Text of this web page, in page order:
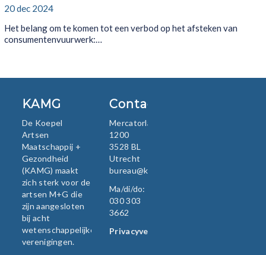
20 dec 2024
Het belang om te komen tot een verbod op het afsteken van
consumentenvuurwerk:…
KAMG
De Koepel
Artsen
Maatschappij +
Gezondheid
(KAMG) maakt
zich sterk voor de
artsen M+G die
zijn aangesloten
bij acht
wetenschappelijke
verenigingen.
Contact
Mercatorlaan
1200
3528 BL
Utrecht
bureau@kamg.nl
Ma/di/do:
030 303
3662
Privacyverklaring